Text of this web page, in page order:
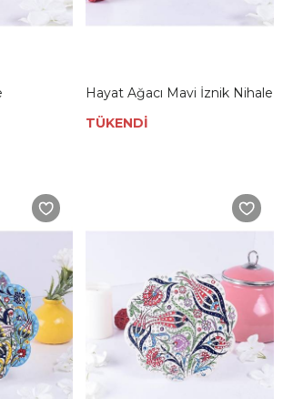
Hayat Ağacı Mavi İznik Nihale
TÜKENDİ